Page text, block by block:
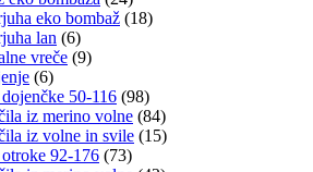
eko bombaž (18)
lan (6)
vreče (9)
(6)
50-116 (98)
iz merino volne (84)
iz volne in svile (15)
92-176 (73)